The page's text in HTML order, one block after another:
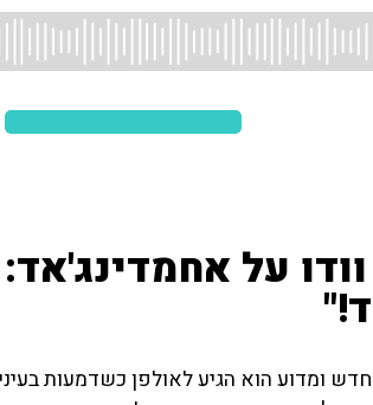
על
ומדוע הוא הגיע לאולפן כשדמעות